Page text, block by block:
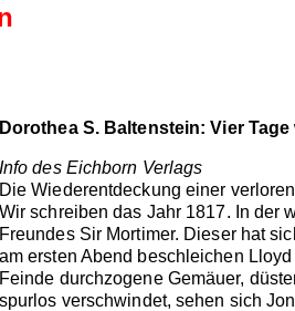
Dorothea S. Baltenstein: Vier
Info des Eichborn Verlags
Die Wiederentdeckung einer
Wir schreiben das Jahr 1817. In der
Freundes Sir Mortimer. Dieser hat
am ersten Abend beschleichen
Feinde durchzogene Gemäuer,
spurlos verschwindet, sehen sich